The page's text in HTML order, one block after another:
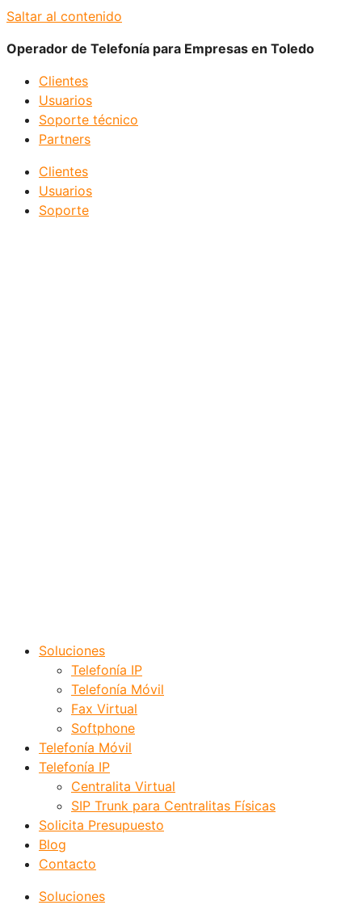
Saltar al contenido
Operador de Telefonía para Empresas en Toledo
Clientes
Usuarios
Soporte técnico
Partners
Clientes
Usuarios
Soporte
Soluciones
Telefonía IP
Telefonía Móvil
Fax Virtual
Softphone
Telefonía Móvil
Telefonía IP
Centralita Virtual
SIP Trunk para Centralitas Físicas
Solicita Presupuesto
Blog
Contacto
Soluciones